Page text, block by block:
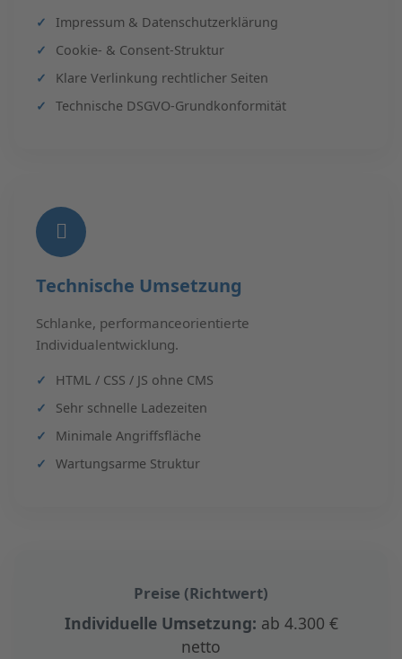
Impressum & Datenschutzerklärung
Cookie- & Consent-Struktur
Klare Verlinkung rechtlicher Seiten
Technische DSGVO-Grundkonformität
Technische Umsetzung
Schlanke, performanceorientierte
Individualentwicklung.
HTML / CSS / JS ohne CMS
Sehr schnelle Ladezeiten
Minimale Angriffsfläche
Wartungsarme Struktur
Preise (Richtwert)
Individuelle Umsetzung: ab 4.300 €
netto